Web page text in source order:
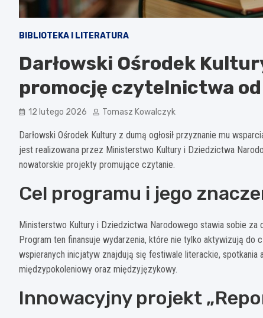
BIBLIOTEKA I LITERATURA
Darłowski Ośrodek
promocję czytelnictwa
12 lutego 2026 Tomasz Kowalczyk
Darłowski Ośrodek Kultury z dumą ogłosił przyznanie mu
jest realizowana przez Ministerstwo Kultury i Dziedzictwa
nowatorskie projekty promujące czytanie.
Cel programu i jego
Ministerstwo Kultury i Dziedzictwa Narodowego stawia sobie
Program ten finansuje wydarzenia, które nie tylko aktywizują do
wspieranych inicjatyw znajdują się festiwale literackie,
międzypokoleniowy oraz międzyjęzykowy.
Innowacyjny projekt